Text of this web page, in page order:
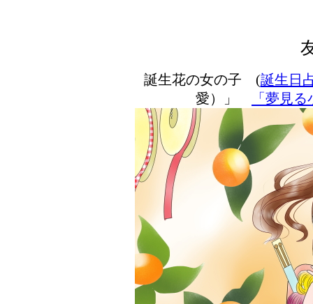
誕生花の女の子 (誕生日
愛）」
「夢見